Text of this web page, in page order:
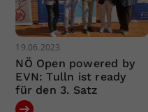
19.06.2023
NÖ Open powered by
EVN: Tulln ist ready
für den 3. Satz